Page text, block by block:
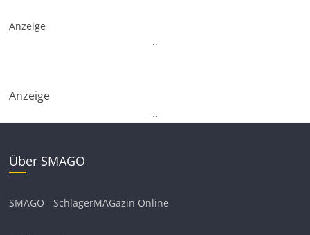
Anzeige
..
Anzeige
..
Über SMAGO
SMAGO - SchlagerMAGazin Online